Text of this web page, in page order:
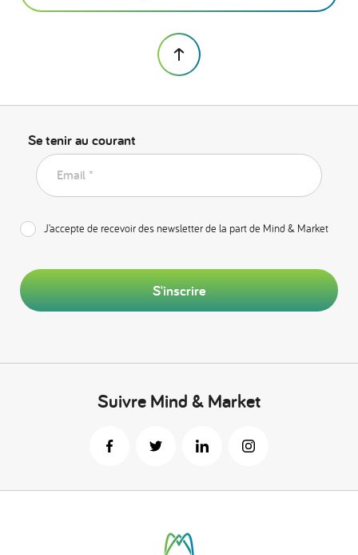
Se tenir au courant
Email *
J’accepte de recevoir des newsletter de la part de Mind & Market
S'inscrire
Suivre Mind & Market